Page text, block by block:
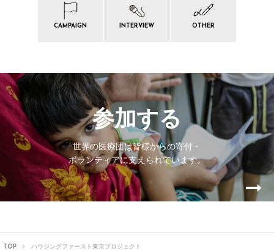
CAMPAIGN INTERVIEW OTHER
参加する
世界の医療団は皆様からの寄付・
ボランティアに支えられています。
TOP ハウジングファースト東京プロジェクト